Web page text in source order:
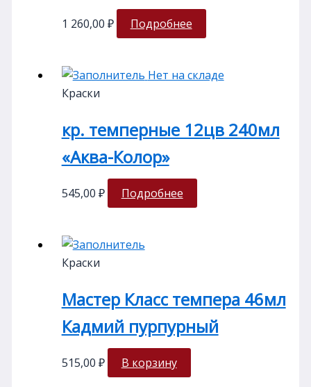
1 260,00 ₽ Подробнее
Нет на складе
Краски
кр. темперные 12цв 240мл
«Аква-Колор»
545,00 ₽ Подробнее
Краски
Мастер Класс темпера 46мл
Кадмий пурпурный
515,00 ₽ В корзину